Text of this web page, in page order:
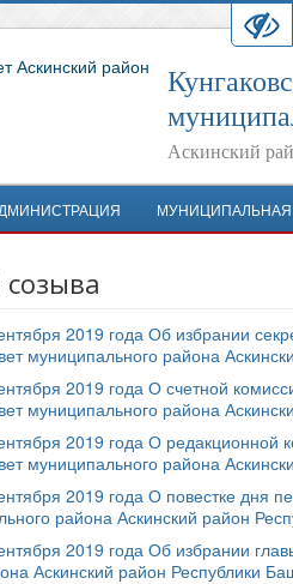
Аскинский
созыва
2019 года Об избрании
муниципального района
2019 года О счетной
муниципального района
2019 года О редакционной
муниципального района
2019 года О повестке дня
района Аскинский район
2019 года Об избрании
Аскинский район Республики